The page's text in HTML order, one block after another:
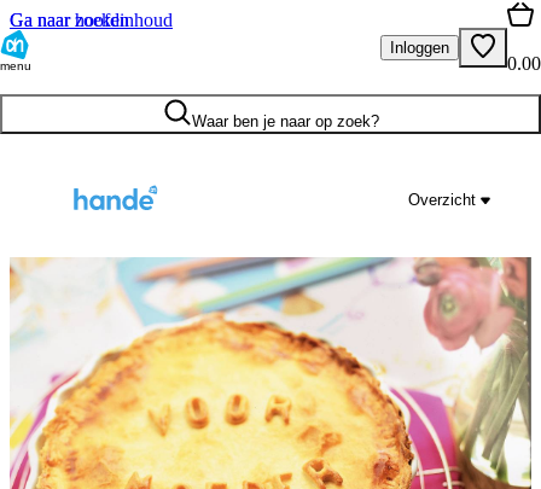
Ga naar hoofdinhoud
Ga naar zoeken
menu
Inloggen
0.00
Waar ben je naar op zoek?
Overzicht